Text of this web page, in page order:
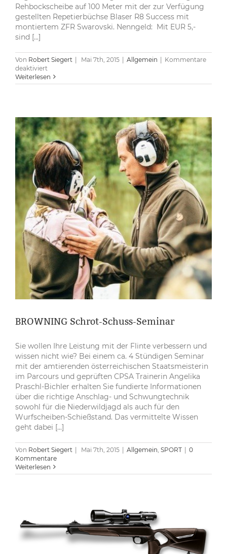
Rehbockscheibe auf 100 Meter mit der zur Verfügung
gestellten Repetierbüchse Blaser R8 Success mit
montiertem ZFR Swarovski. Nenngeld: Mit EUR 5,-
sind [...]
Von Robert Siegert Mai 7th, 2015 Allgemein
Kommentare
deaktiviert
Preis
des
Weiterlesen
BROWNING Schrot-Schuss-Seminar
Sie wollen Ihre Leistung mit der Flinte verbessern und
wissen nicht wie? Bei einem ca. 4 Stündigen Seminar
mit der amtierenden österreichischen Staatsmeisterin
im Parcours und geprüften CPSA Trainerin Angelika
Praschl-Bichler erhalten Sie fundierte Informationen
über die richtige Anschlag- und Schwungtechnik
sowohl für die Niederwildjagd als auch für den
Wurfscheiben-Schießstand. Das vermittelte Wissen
geht dabei [...]
Von Robert Siegert Mai 7th, 2015 Allgemein SPORT
0
Kommentare
Weiterlesen